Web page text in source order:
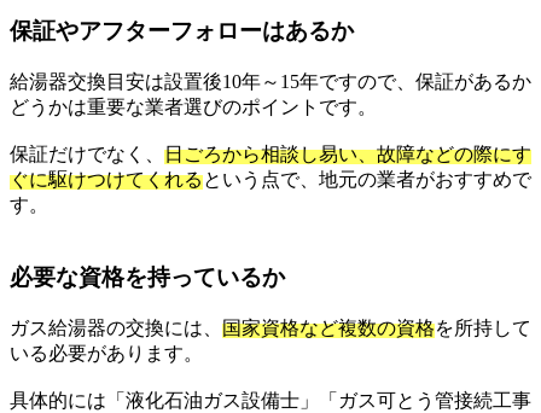
保証やアフターフォローはあるか
給湯器交換目安は設置後10年～15年ですので、保証があるか
どうかは重要な業者選びのポイントです。
保証だけでなく、 日ごろから相談し易い、故障などの際にす
ぐに駆けつけてくれるという点で、地元の業者がおすすめで
す。
必要な資格を持っているか
ガス給湯器の交換には、 国家資格など複数の資格を所持して
いる必要があります。
具体的には「液化石油ガス設備士」「ガス可とう管接続工事